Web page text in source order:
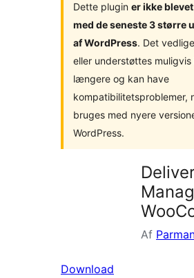
Dette plugin er ikke
med de seneste 3 større
af WordPress. Det
eller understøttes muligvis
længere og kan have
kompatibilitetsproblemer,
bruges med nyere
WordPress.
Af
Download